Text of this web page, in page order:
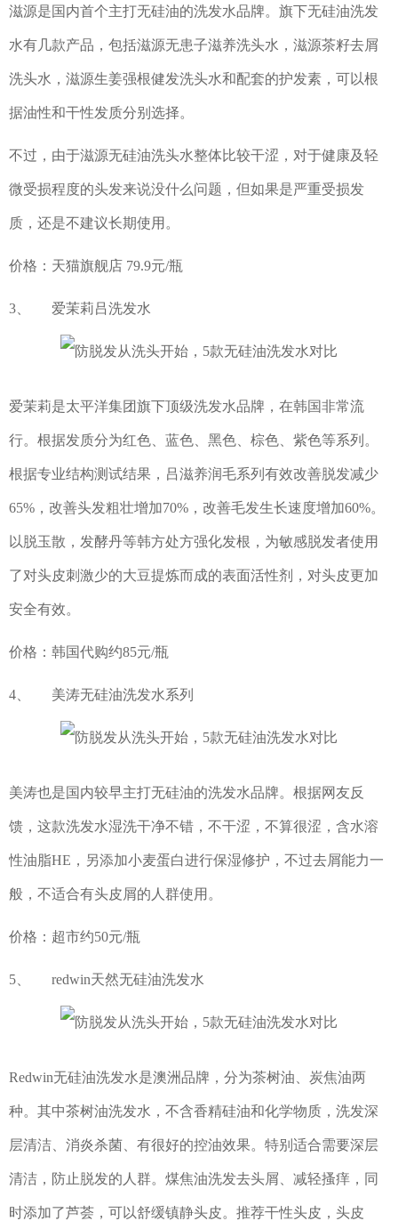
滋源是国内首个主打无硅油的洗发水品牌。旗下无硅油洗发
水有几款产品，包括滋源无患子滋养洗头水，滋源茶籽去屑
洗头水，滋源生姜强根健发洗头水和配套的护发素，可以根
据油性和干性发质分别选择。
不过，由于滋源无硅油洗头水整体比较干涩，对于健康及轻
微受损程度的头发来说没什么问题，但如果是严重受损发
质，还是不建议长期使用。
价格：天猫旗舰店 79.9元/瓶
3、 爱茉莉吕洗发水
爱茉莉是太平洋集团旗下顶级洗发水品牌，在韩国非常流
行。根据发质分为红色、蓝色、黑色、棕色、紫色等系列。
根据专业结构测试结果，吕滋养润毛系列有效改善脱发减少
65%，改善头发粗壮增加70%，改善毛发生长速度增加60%。
以脱玉散，发酵丹等韩方处方强化发根，为敏感脱发者使用
了对头皮刺激少的大豆提炼而成的表面活性剂，对头皮更加
安全有效。
价格：韩国代购约85元/瓶
4、 美涛无硅油洗发水系列
美涛也是国内较早主打无硅油的洗发水品牌。根据网友反
馈，这款洗发水湿洗干净不错，不干涩，不算很涩，含水溶
性油脂HE，另添加小麦蛋白进行保湿修护，不过去屑能力一
般，不适合有头皮屑的人群使用。
价格：超市约50元/瓶
5、 redwin天然无硅油洗发水
Redwin无硅油洗发水是澳洲品牌，分为茶树油、炭焦油两
种。其中茶树油洗发水，不含香精硅油和化学物质，洗发深
层清洁、消炎杀菌、有很好的控油效果。特别适合需要深层
清洁，防止脱发的人群。煤焦油洗发去头屑、减轻搔痒，同
时添加了芦荟，可以舒缓镇静头皮。推荐干性头皮，头皮